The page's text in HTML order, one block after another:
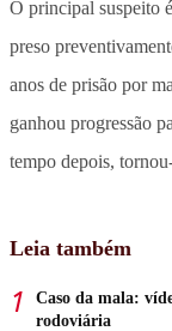
O principal suspeito
preso
anos de prisão por
ganhou progressão
tempo depois,
Leia também
Caso da mala:
rodoviária